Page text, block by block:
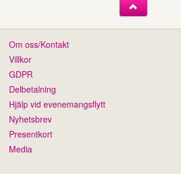
Om oss/Kontakt
Villkor
GDPR
Delbetalning
Hjälp vid evenemangsflytt
Nyhetsbrev
Presentkort
Media